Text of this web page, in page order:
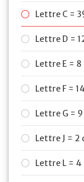
Lettre C =
Lettre D =
Lettre E =
Lettre F =
Lettre G =
Lettre J =
Lettre L =